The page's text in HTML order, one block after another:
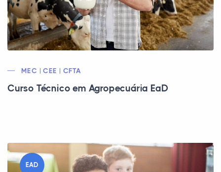
MEC | CEE | CFTA
Curso Técnico em Agropecuária EaD
EAD